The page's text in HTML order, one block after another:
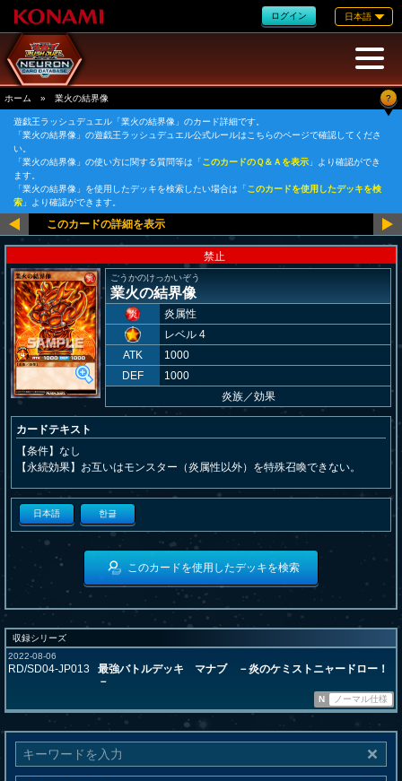
ログイン 日本語
ホーム » 業火の結界像 ?
遊戯王ラッシュデュエル「業火の結界像」のカード詳細です。
「業火の結界像」の遊戯王ラッシュデュエル公式ルールはこちらのページで確認してくださ
い。
「業火の結界像」の使い方に関する質問等は「このカードのＱ＆Ａを表示 」より確認ができ
ます。
「業火の結界像」を使用したデッキを検索したい場合は「このカードを使用したデッキを検
索 」より確認ができます。
禁止
ごうかのけっかいぞう
業火の結界像
炎属性
レベル 4
ATK
1000
DEF
1000
炎族／効果
カードテキスト
【条件】なし
【永続効果】お互いはモンスター（炎属性以外）を特殊召喚できない。
日本語 한글
このカードを使用したデッキを検索
収録シリーズ
2022-08-06
RD/SD04-JP013
最強バトルデッキ マナブ －炎のケミストニャードロー！
－
N ノーマル仕様